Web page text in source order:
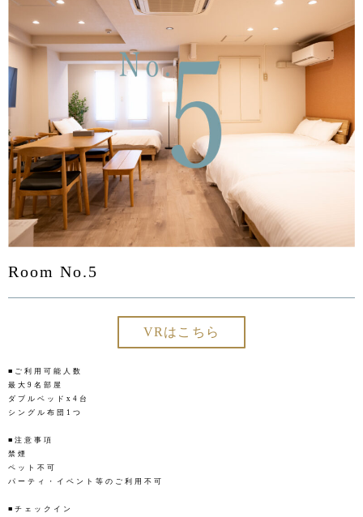
Room No.5
VRはこちら
■ご利用可能人数
最大9名部屋
ダブルベッドx4台
シングル布団1つ
■注意事項
禁煙
ペット不可
パーティ・イベント等のご利用不可
■チェックイン